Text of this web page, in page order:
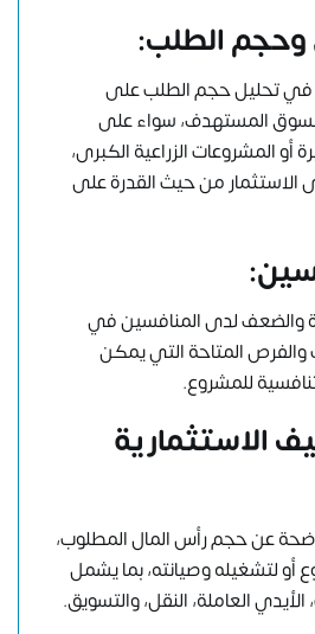
وحجم الطلب:
في تحليل حجم الطلب على
المستهدف، سواء على
أو المشروعات الزراعية الكبرى،
من حيث القدرة على
والضعف لدى المنافسين في
والفرص المتاحة التي يمكن
للمشروع.
الاستثمارية
عن حجم رأس المال المطلوب،
لتشغيله وصيانته، بما يشمل
العاملة، النقل، والتسويق.